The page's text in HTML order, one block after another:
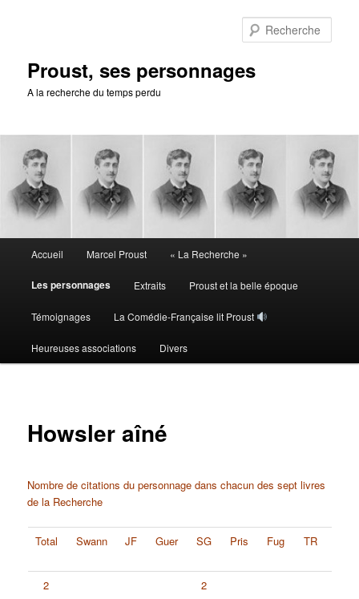
Proust, ses personnages
A la recherche du temps perdu
principal
Accueil Marcel Proust « La Recherche »
Les personnages Extraits Proust et la belle époque
Témoignages La Comédie-Française lit Proust
Heureuses associations Divers
Howsler aîné
Nombre de citations du personnage dans chacun des sept livres
de la Recherche
Total Swann JF Guer SG Pris Fug TR
2 2